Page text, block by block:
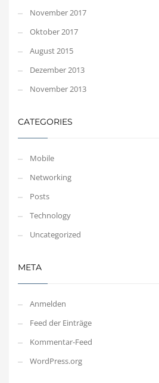
November 2017
Oktober 2017
August 2015
Dezember 2013
November 2013
CATEGORIES
Mobile
Networking
Posts
Technology
Uncategorized
META
Anmelden
Feed der Einträge
Kommentar-Feed
WordPress.org